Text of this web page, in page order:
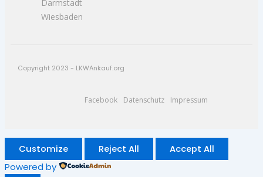
Darmstadt
Wiesbaden
Copyright 2023 - LKWAnkauf.org
Facebook Datenschutz Impressum
Customize Reject All Accept All
Powered by